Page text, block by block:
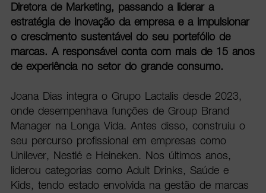
Diretora de Marketing, passando a liderar a
estratégia de inovação da empresa e a impulsionar
o crescimento sustentável do seu portefólio de
marcas. A responsável conta com mais de 15 anos
de experiência no setor do grande consumo.
Joana Dias integra o Grupo Lactalis desde 2023,
onde desempenhava funções de Group Brand
Manager na Longa Vida. Antes disso, construiu o
seu percurso profissional em empresas como
Unilever, Nestlé e Heineken. Nos últimos anos,
liderou categorias como Adult Drinks, Saúde e
Kids, tendo estado envolvida na gestão de marcas